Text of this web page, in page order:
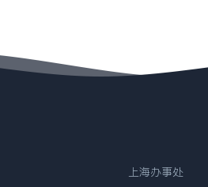
上海办事处